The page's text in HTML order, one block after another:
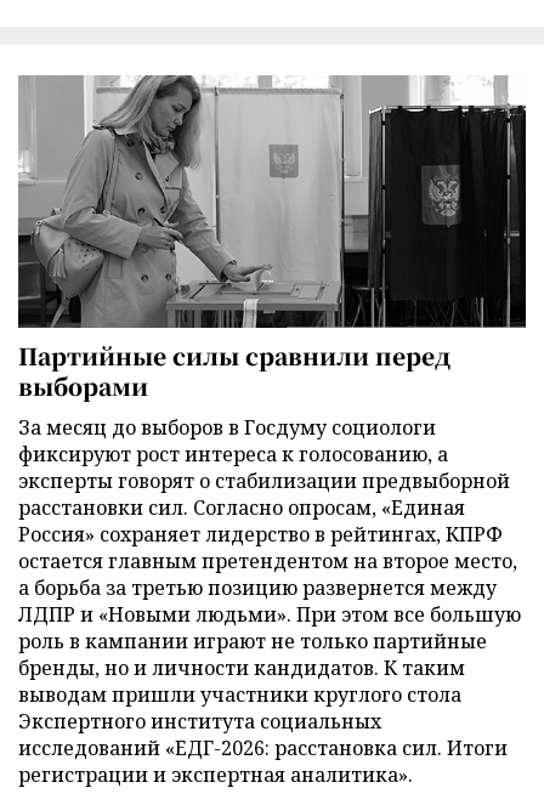
Партийные силы сравнили перед
выборами
За месяц до выборов в Госдуму социологи
фиксируют рост интереса к голосованию, а
эксперты говорят о стабилизации предвыборной
расстановки сил. Согласно опросам, «Единая
Россия» сохраняет лидерство в рейтингах, КПРФ
остается главным претендентом на второе место,
а борьба за третью позицию развернется между
ЛДПР и «Новыми людьми». При этом все большую
роль в кампании играют не только партийные
бренды, но и личности кандидатов. К таким
выводам пришли участники круглого стола
Экспертного института социальных
исследований «ЕДГ-2026: расстановка сил. Итоги
регистрации и экспертная аналитика».